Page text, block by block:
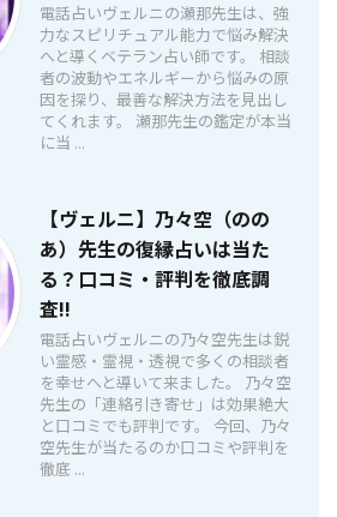
電話占いヴェルニの瀬那先生は、強
力なスピリチュアル能力で悩み解決
へと導くベテラン占い師です。 相談
者の波動やエネルギーから悩みの原
因を探り、最善な解決方法を見出し
てくれます。 瀬那先生の鑑定が本当
に当 ...
【ヴェルニ】乃々空（のの
あ）先生の復縁占いは当た
る？口コミ・評判を徹底調
査!!
電話占いヴェルニの乃々空先生は鋭
い霊感・霊視・透視で多くの相談者
を幸せへと導いて来ました。 乃々空
先生の「連絡引き寄せ」は効果絶大
と口コミでも評判です。 今回、乃々
空先生が当たるのか口コミや評判を
徹底 ...